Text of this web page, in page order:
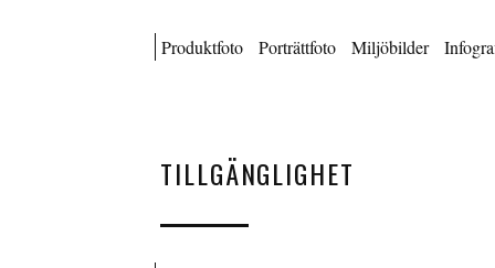
Produktfoto Porträttfoto Miljöbilder
TILLGÄNGLIGHET